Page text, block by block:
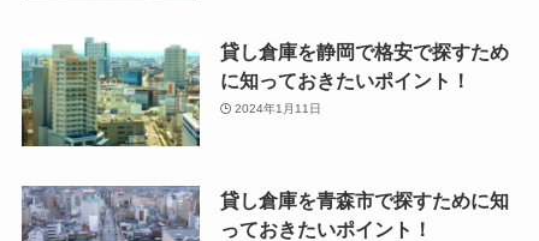
貸し倉庫を静岡で格安で探すため
に知っておきたいポイント！
2024年1月11日
貸し倉庫を青森市で探すために知
っておきたいポイント！